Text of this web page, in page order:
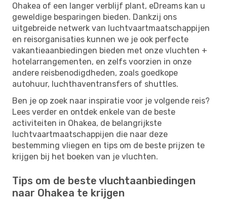
Ohakea of een langer verblijf plant, eDreams kan u
geweldige besparingen bieden. Dankzij ons
uitgebreide netwerk van luchtvaartmaatschappijen
en reisorganisaties kunnen we je ook perfecte
vakantieaanbiedingen bieden met onze vluchten +
hotelarrangementen, en zelfs voorzien in onze
andere reisbenodigdheden, zoals goedkope
autohuur, luchthaventransfers of shuttles.
Ben je op zoek naar inspiratie voor je volgende reis?
Lees verder en ontdek enkele van de beste
activiteiten in Ohakea, de belangrijkste
luchtvaartmaatschappijen die naar deze
bestemming vliegen en tips om de beste prijzen te
krijgen bij het boeken van je vluchten.
Tips om de beste vluchtaanbiedingen
naar Ohakea te krijgen